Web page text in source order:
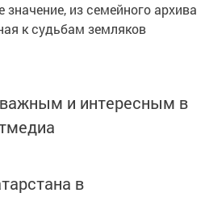
из семейного архива
к судьбам земляков
и интересным в
в